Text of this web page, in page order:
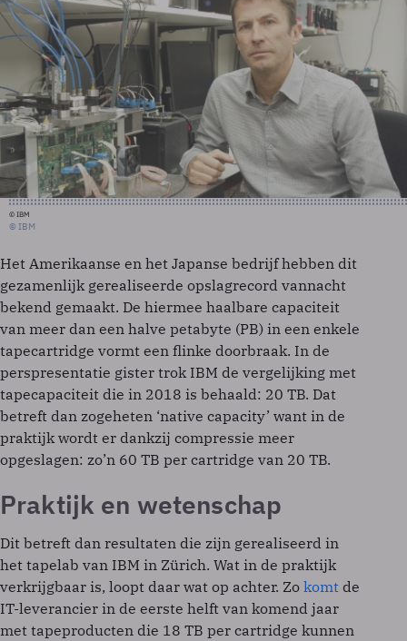
© IBM
© IBM
Het Amerikaanse en het Japanse bedrijf hebben dit
gezamenlijk gerealiseerde opslagrecord vannacht
bekend gemaakt. De hiermee haalbare capaciteit
van meer dan een halve petabyte (PB) in een enkele
tapecartridge vormt een flinke doorbraak. In de
perspresentatie gister trok IBM de vergelijking met
tapecapaciteit die in 2018 is behaald: 20 TB. Dat
betreft dan zogeheten ‘native capacity’ want in de
praktijk wordt er dankzij compressie meer
opgeslagen: zo’n 60 TB per cartridge van 20 TB.
Praktijk en wetenschap
Dit betreft dan resultaten die zijn gerealiseerd in
het tapelab van IBM in Zürich. Wat in de praktijk
verkrijgbaar is, loopt daar wat op achter. Zo komt de
IT-leverancier in de eerste helft van komend jaar
met tapeproducten die 18 TB per cartridge kunnen